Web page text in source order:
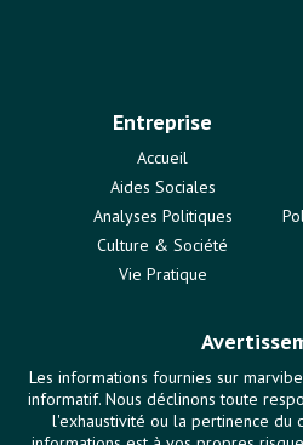
Entreprise
Accueil
Aides Sociales
Analyses Politiques
Culture & Société
Vie Pratique
Les informations fournies sur
informatif. Nous déclinons toute
l'exhaustivité ou la pertinence du